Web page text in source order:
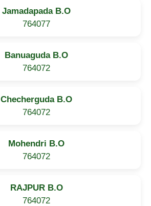
Jamadapada B.O
764077
Banuaguda B.O
764072
Checherguda B.O
764072
Mohendri B.O
764072
RAJPUR B.O
764072